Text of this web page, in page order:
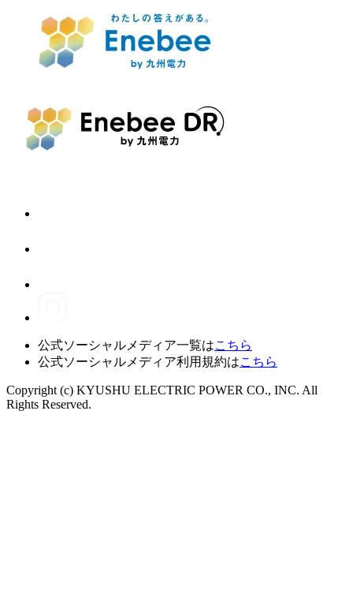
公式ソーシャルメディア一覧はこちら
公式ソーシャルメディア利用規約はこちら
Copyright (c) KYUSHU ELECTRIC POWER CO., INC. All
Rights Reserved.